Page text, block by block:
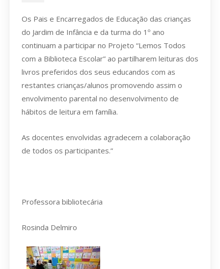
Os Pais e Encarregados de Educação das crianças
do Jardim de Infância e da turma do 1º ano
continuam a participar no Projeto “Lemos Todos
com a Biblioteca Escolar” ao partilharem leituras dos
livros preferidos dos seus educandos com as
restantes crianças/alunos promovendo assim o
envolvimento parental no desenvolvimento de
hábitos de leitura em família.
As docentes envolvidas agradecem a colaboração
de todos os participantes.”
Professora bibliotecária
Rosinda Delmiro